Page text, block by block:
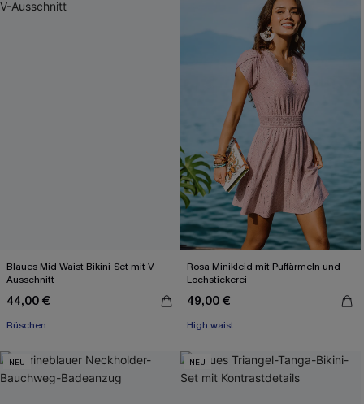
Blaues Mid-Waist Bikini-Set mit V-
Ausschnitt
44,00 €
Rüschen
Rosa Minikleid mit Puffärmeln und
Lochstickerei
49,00 €
High waist
NEU NEU